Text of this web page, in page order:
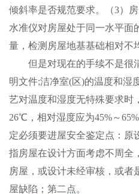
倾斜率是否规范要求。（3）
水准仪对房屋处于同一水平面
量，检测房屋地基基础相对不
但是对现在的手续不是很
明文件;洁净室(区)的温度和湿
艺对温度和湿度无特殊要求时
26℃，相对湿度应为45%～
定必须要进屋安全鉴定点：原
指房屋在设计方面考虑不周全
房屋，或设计未经审核，或者
屋缺陷；第二点。